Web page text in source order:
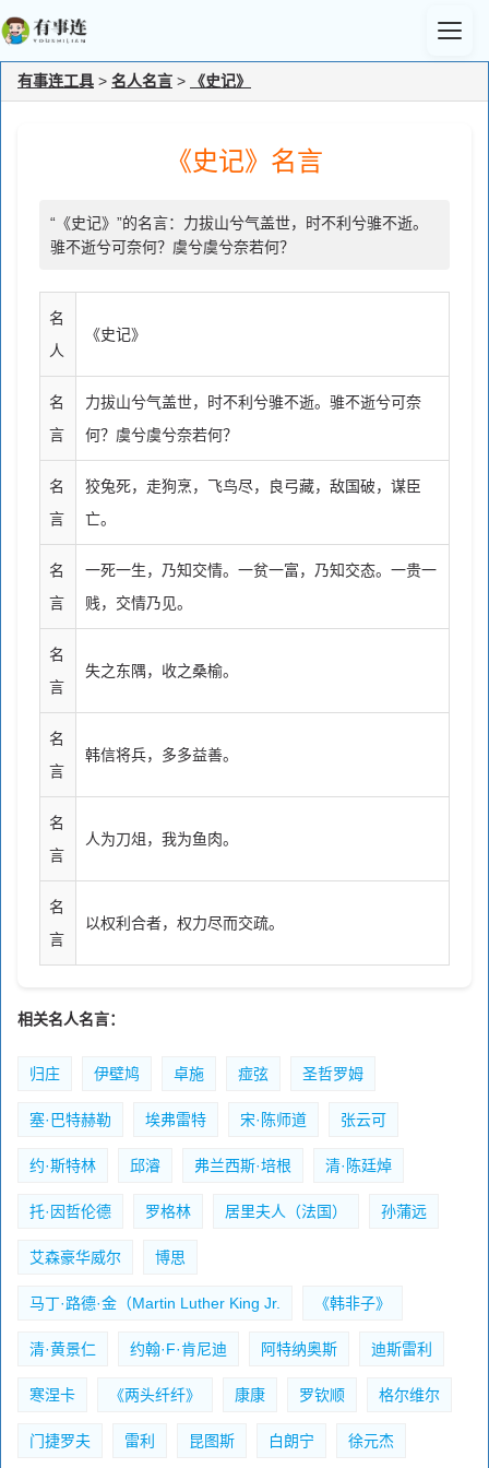
有事连工具 > 名人名言 > 《史记》
《史记》名言
“《史记》”的名言：力拔山兮气盖世，时不利兮骓不逝。
骓不逝兮可奈何？虞兮虞兮奈若何？
名
人
《史记》
名
言
力拔山兮气盖世，时不利兮骓不逝。骓不逝兮可奈
何？虞兮虞兮奈若何？
名
言
狡兔死，走狗烹，飞鸟尽，良弓藏，敌国破，谋臣
亡。
名
言
一死一生，乃知交情。一贫一富，乃知交态。一贵一
贱，交情乃见。
名
言
失之东隅，收之桑榆。
名
言
韩信将兵，多多益善。
名
言
人为刀俎，我为鱼肉。
名
言
以权利合者，权力尽而交疏。
相关名人名言：
归庄 伊壁鸠 卓施 痖弦 圣哲罗姆
塞·巴特赫勒 埃弗雷特 宋·陈师道 张云可
约·斯特林 邱濬 弗兰西斯·培根 清·陈廷焯
托·因哲伦德 罗格林 居里夫人（法国） 孙蒲远
艾森豪华威尔 博思
马丁·路德·金（Martin Luther King Jr. 《韩非子》
清·黄景仁 约翰·F·肯尼迪 阿特纳奥斯 迪斯雷利
寒涅卡 《两头纤纤》 康康 罗钦顺 格尔维尔
门捷罗夫 雷利 昆图斯 白朗宁 徐元杰